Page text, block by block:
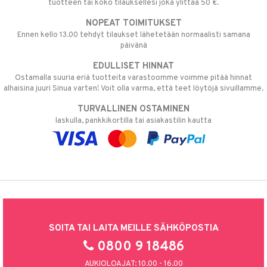
tuotteen tai koko tilauksellesi joka ylittää 50 €.
NOPEAT TOIMITUKSET
Ennen kello 13.00 tehdyt tilaukset lähetetään normaalisti samana
päivänä
EDULLISET HINNAT
Ostamalla suuria eriä tuotteita varastoomme voimme pitää hinnat
alhaisina juuri Sinua varten! Voit olla varma, että teet löytöjä sivuillamme.
TURVALLINEN OSTAMINEN
laskulla, pankkikortilla tai asiakastilin kautta
SOITA TAI LAITA MEILLE SÄHKÖPOSTIA
0800 9 18486
AUKIOLOAJAT: 10.00 - 16.00